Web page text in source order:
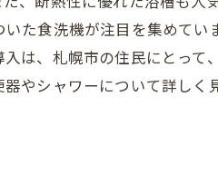
た食洗機が注目を集めて
は、札幌市の住民にとって
やシャワーについて詳しく